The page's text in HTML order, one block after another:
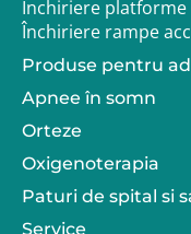
comenzii. În mod
stocul fizic,
lucrătoare.
specială de la
4-6 săptămâni.
gratuită pentru
tuturor accesoriilor
Închiriere platforme
Închiriere rampe
Produse pentru
Apnee în somn
Orteze
Oxigenoterapia
Paturi de spital si
Service